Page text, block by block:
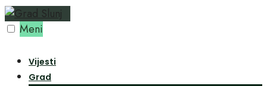
Preskoči
na Meni
Vijesti
Grad